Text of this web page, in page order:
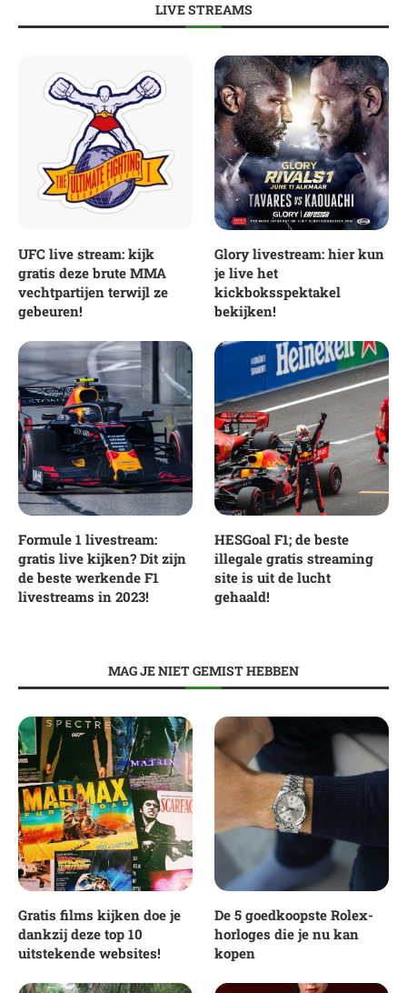
LIVE STREAMS
UFC live stream: kijk
gratis deze brute MMA
vechtpartijen terwijl ze
gebeuren!
Glory livestream: hier kun
je live het
kickboksspektakel
bekijken!
Formule 1 livestream:
gratis live kijken? Dit zijn
de beste werkende F1
livestreams in 2023!
HESGoal F1; de beste
illegale gratis streaming
site is uit de lucht
gehaald!
MAG JE NIET GEMIST HEBBEN
Gratis films kijken doe je
dankzij deze top 10
uitstekende websites!
De 5 goedkoopste Rolex-
horloges die je nu kan
kopen